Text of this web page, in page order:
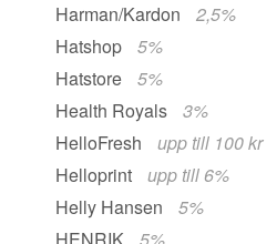
Harman/Kardon
2,5%
Hatshop
5%
Hatstore
5%
Health Royals
3%
HelloFresh
upp till 100 kr
Helloprint
upp till 6%
Helly Hansen
5%